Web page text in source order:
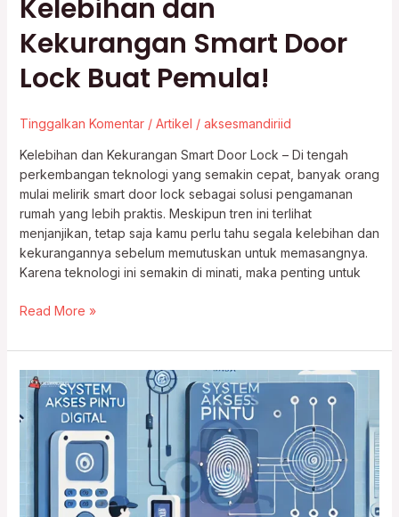
Kelebihan dan
Kekurangan Smart Door
Lock Buat Pemula!
Tinggalkan Komentar / Artikel / aksesmandiriid
Kelebihan dan Kekurangan Smart Door Lock – Di tengah
perkembangan teknologi yang semakin cepat, banyak orang
mulai melirik smart door lock sebagai solusi pengamanan
rumah yang lebih praktis. Meskipun tren ini terlihat
menjanjikan, tetap saja kamu perlu tahu segala kelebihan dan
kekurangannya sebelum memutuskan untuk memasangnya.
Karena teknologi ini semakin di minati, maka penting untuk
Read More »
Jasa
Pemasangan
Akses
Profesional!